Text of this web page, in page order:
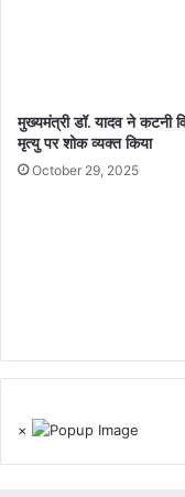
मुख्यमंत्री डॉ. यादव ने कटनी
मृत्यु पर शोक व्यक्त किया
October 29, 2025
×